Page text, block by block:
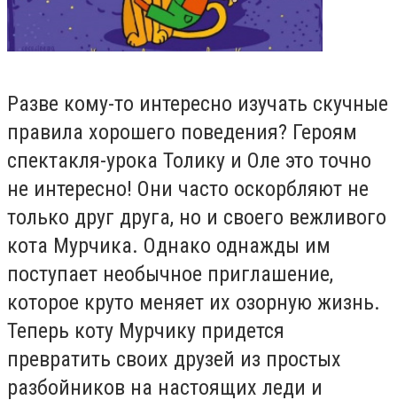
Разве кому-то интересно изучать скучные
правила хорошего поведения? Героям
спектакля-урока Толику и Оле это точно
не интересно! Они часто оскорбляют не
только друг друга, но и своего вежливого
кота Мурчика. Однако однажды им
поступает необычное приглашение,
которое круто меняет их озорную жизнь.
Теперь коту Мурчику придется
превратить своих друзей из простых
разбойников на настоящих леди и